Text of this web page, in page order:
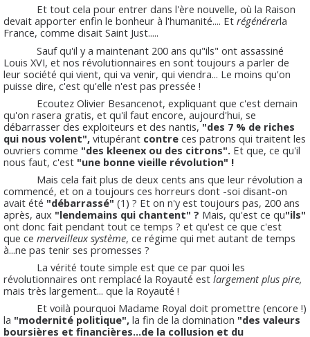
Et tout cela pour entrer dans l'ère nouvelle, où la Raison
devait apporter enfin le bonheur à l'humanité.... Et régénérerla
France, comme disait Saint Just.....
Sauf qu'il y a maintenant 200 ans qu"ils" ont assassiné
Louis XVI, et nos révolutionnaires en sont toujours a parler de
leur société qui vient, qui va venir, qui viendra... Le moins qu'on
puisse dire, c'est qu'elle n'est pas pressée !
Ecoutez Olivier Besancenot, expliquant que c'est demain
qu'on rasera gratis, et qu'il faut encore, aujourd'hui, se
débarrasser des exploiteurs et des nantis,"des 7 % de riches
qui nous volent", vitupérant contre ces patrons qui traitent les
ouvriers comme "des kleenex ou des citrons". Et que, ce qu'il
nous faut, c'est "une bonne vieille révolution" !
Mais cela fait plus de deux cents ans que leur révolution a
commencé, et on a toujours ces horreurs dont -soi disant-on
avait été "débarrassé" (1) ? Et on n'y est toujours pas, 200 ans
après, aux "lendemains qui chantent" ? Mais, qu'est ce qu"ils"
ont donc fait pendant tout ce temps ? et qu'est ce que c'est
que ce merveilleux système, ce régime qui met autant de temps
à...ne pas tenir ses promesses ?
La vérité toute simple est que ce par quoi les
révolutionnaires ont remplacé la Royauté est largement plus pire,
mais très largement... que la Royauté !
Et voilà pourquoi Madame Royal doit promettre (encore !)
la "modernité politique", la fin de la domination "des valeurs
boursières et financières...de la collusion et du